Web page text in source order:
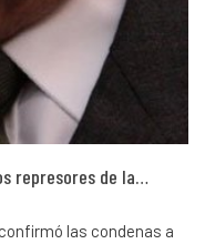
represores de la…
las condenas a